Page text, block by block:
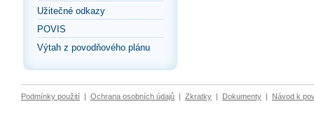
Užitečné odkazy
POVIS
Výtah z povodňového plánu
Podmínky použití | Ochrana osobních údajů | Zkratky | Dokumenty | Návod k